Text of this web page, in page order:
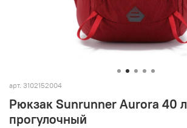
арт. 3102152004
Рюкзак Sunrunner Aurora 40 л
прогулочный